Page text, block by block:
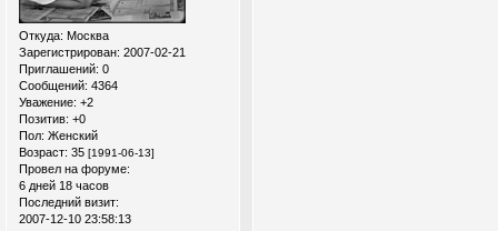
Откуда: Москва
Зарегистрирован: 2007-02-21
Приглашений: 0
Сообщений: 4364
Уважение: +2
Позитив: +0
Пол: Женский
Возраст: 35 [1991-06-13]
Провел на форуме:
6 дней 18 часов
Последний визит:
2007-12-10 23:58:13